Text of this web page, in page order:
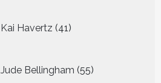
Kai Havertz 41
producten
Jude Bellingham 55
producten